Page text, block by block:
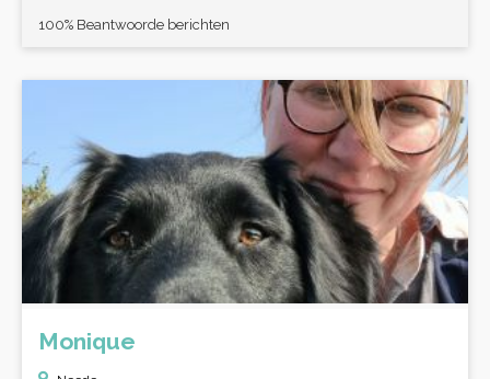
100% Beantwoorde berichten
Monique